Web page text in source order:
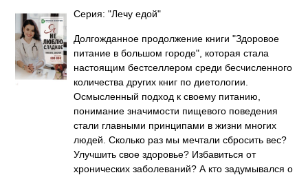
Серия: "Лечу едой"
Долгожданное продолжение книги "Здоровое
питание в большом городе", которая стала
настоящим бестселлером среди бесчисленного
количества других книг по диетологии.
Осмысленный подход к своему питанию,
понимание значимости пищевого поведения
стали главными принципами в жизни многих
людей. Сколько раз мы мечтали сбросить вес?
Улучшить свое здоровье? Избавиться от
хронических заболеваний? А кто задумывался о